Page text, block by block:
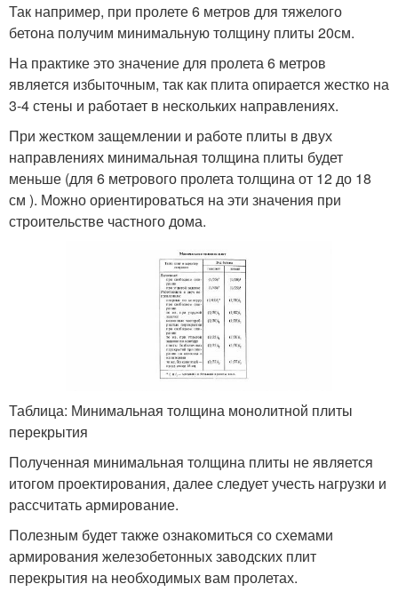
Так например, при пролете 6 метров для тяжелого
бетона получим минимальную толщину плиты 20см.
На практике это значение для пролета 6 метров
является избыточным, так как плита опирается жестко на
3-4 стены и работает в нескольких направлениях.
При жестком защемлении и работе плиты в двух
направлениях минимальная толщина плиты будет
меньше (для 6 метрового пролета толщина от 12 до 18
см ). Можно ориентироваться на эти значения при
строительстве частного дома.
Таблица: Минимальная толщина монолитной плиты
перекрытия
Полученная минимальная толщина плиты не является
итогом проектирования, далее следует учесть нагрузки и
рассчитать армирование.
Полезным будет также ознакомиться со схемами
армирования железобетонных заводских плит
перекрытия на необходимых вам пролетах.